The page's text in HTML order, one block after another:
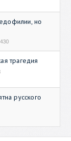
но
трагедия
русского